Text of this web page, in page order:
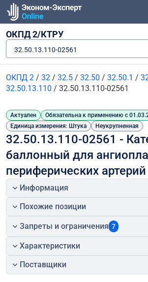
ОКПД 2/КТРУ
32.50.13.110-02561
ОКПД 2 / 32 / 32.5 / 32.50 / 32.50.1 /
32.50.13.110 / 32.50.13.110-02561
Актуален
Обязательна к применению с
Единица измерения: Штука
Неукрупненная
32.50.13.110-02561 -
баллонный для
периферических артерий
Информация
Похожие позиции
Запреты и ограничения 7
Характеристики
Поставщики